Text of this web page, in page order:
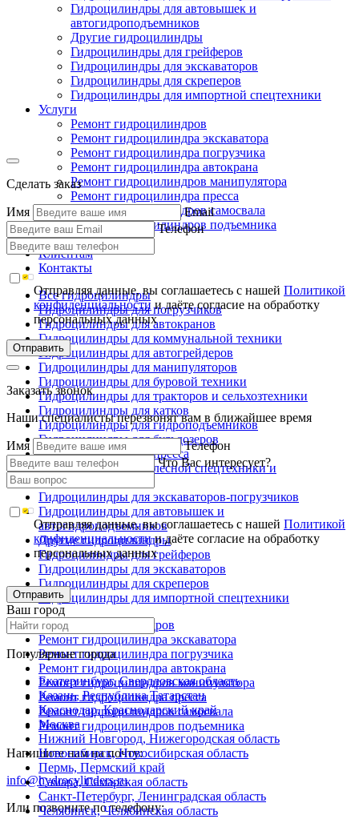
Гидроцилиндры для автовышек и
автогидроподъемников
Другие гидроцилиндры
Гидроцилиндры для грейферов
Гидроцилиндры для экскаваторов
Гидроцилиндры для скреперов
Гидроцилиндры для импортной спецтехники
Услуги
Ремонт гидроцилиндров
Ремонт гидроцилиндра экскаватора
Ремонт гидроцилиндра погрузчика
Ремонт гидроцилиндра автокрана
Ремонт гидроцилиндров манипулятора
Ремонт гидроцилиндра пресса
Ремонт гидроцилиндров самосвала
Ремонт гидроцилиндров подъемника
Производство
Клиентам
Контакты
Все гидроцилиндры
Гидроцилиндры для погрузчиков
Гидроцилиндры для автокранов
Гидроцилиндры для коммунальной техники
Гидроцилиндры для автогрейдеров
Гидроцилиндры для манипуляторов
Гидроцилиндры для буровой техники
Гидроцилиндры для тракторов и сельхозтехники
Гидроцилиндры для катков
Гидроцилиндры для гидроподъемников
Гидроцилиндры для бульдозеров
Гидроцилиндры для пресса
Гидроцилиндры для лесной спецтехники и
металловозов
Гидроцилиндры для экскаваторов-погрузчиков
Гидроцилиндры для автовышек и
автогидроподъемников
Другие гидроцилиндры
Гидроцилиндры для грейферов
Гидроцилиндры для экскаваторов
Гидроцилиндры для скреперов
Гидроцилиндры для импортной спецтехники
Ремонт гидроцилиндров
Ремонт гидроцилиндра экскаватора
Ремонт гидроцилиндра погрузчика
Ремонт гидроцилиндра автокрана
Ремонт гидроцилиндров манипулятора
Ремонт гидроцилиндра пресса
Ремонт гидроцилиндров самосвала
Ремонт гидроцилиндров подъемника
Напишите нам на почту:
info@hydrocylinders.ru
Или позвоните по телефону:
Сделать заказ
Имя
Email
Телефон
Отправляя данные, вы соглашаетесь с нашейПолитикой
конфиденциальностии даёте согласие на обработку
персональных данных
Отправить
Заказать звонок
Наши специалисты перезвонят вам в ближайшее время
Имя
Телефон
Что Вас интересует?
Отправляя данные, вы соглашаетесь с нашейПолитикой
конфиденциальностии даёте согласие на обработку
персональных данных
Отправить
Ваш город
Популярные города
Екатеринбург, Свердловская область
Казань, Республика Татарстан
Краснодар, Краснодарский край
Москва
Нижний Новгород, Нижегородская область
Новосибирск, Новосибирская область
Пермь, Пермский край
Самара, Самарская область
Санкт-Петербург, Ленинградская область
Челябинск, Челябинская область